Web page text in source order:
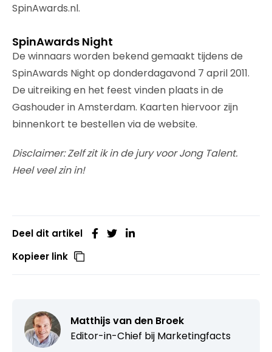
SpinAwards.nl.
SpinAwards Night
De winnaars worden bekend gemaakt tijdens de
SpinAwards Night op donderdagavond 7 april 2011.
De uitreiking en het feest vinden plaats in de
Gashouder in Amsterdam. Kaarten hiervoor zijn
binnenkort te bestellen via de website.
Disclaimer: Zelf zit ik in de jury voor Jong Talent.
Heel veel zin in!
Deel dit artikel
Kopieer link
Matthijs van den Broek
Editor-in-Chief bij Marketingfacts